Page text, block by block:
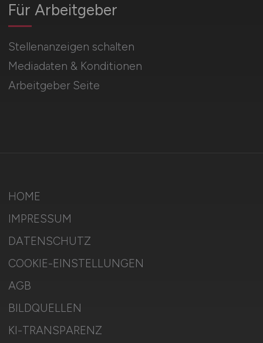
Für Arbeitgeber
Stellenanzeigen schalten
Mediadaten & Konditionen
Arbeitgeber Seite
HOME
IMPRESSUM
DATENSCHUTZ
COOKIE-EINSTELLUNGEN
AGB
BILDQUELLEN
KI-TRANSPARENZ